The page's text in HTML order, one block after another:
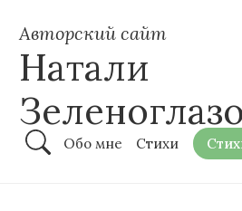
Авторский сайт
Натали
Обо мне Стихи